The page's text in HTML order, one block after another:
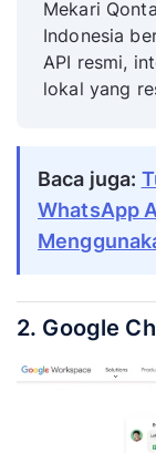
Mekari
Indonesia
API resmi,
lokal yang
Baca juga:
WhatsApp
2. Google